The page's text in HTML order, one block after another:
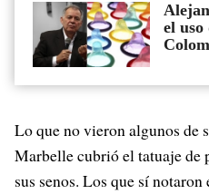
el uso
Lo que no vieron algunos de
Marbelle cubrió el tatuaje de
sus senos. Los que sí